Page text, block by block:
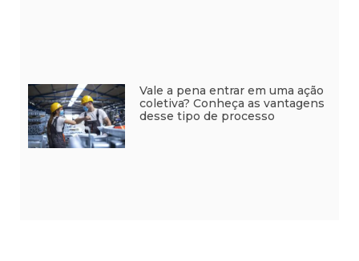
Vale a pena entrar em uma ação
coletiva? Conheça as vantagens
desse tipo de processo